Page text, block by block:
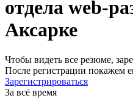
отдела web-
Аксарке
Чтобы видеть все резюме,
После регистрации покажем
Зарегистрироваться
За всё время